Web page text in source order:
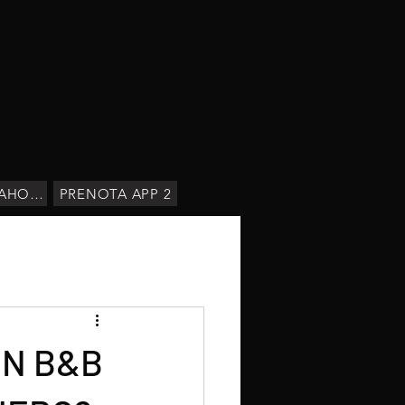
RESERVAR AHORA PRENOTA APP 2
B&B